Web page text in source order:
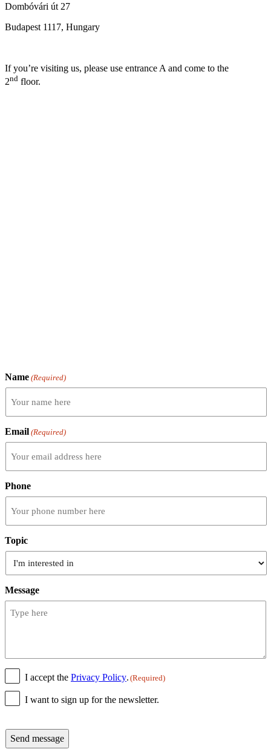
Dombóvári út 27
Budapest 1117, Hungary
If you’re visiting us, please use entrance A and come to the
2nd floor.
Name (Required)
Email (Required)
Phone
Topic
Message
ConsentI accept the Privacy Policy. (Required)
Newsletter
I want to sign up for the newsletter.